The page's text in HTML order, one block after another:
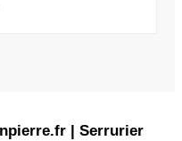
| Serrurier